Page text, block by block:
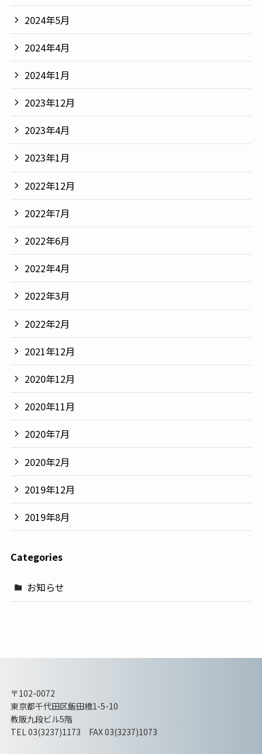
2024年5月
2024年4月
2024年1月
2023年12月
2023年4月
2023年1月
2022年12月
2022年7月
2022年6月
2022年4月
2022年3月
2022年2月
2021年12月
2020年12月
2020年11月
2020年7月
2020年2月
2019年12月
2019年8月
Categories
お知らせ
〒102-0072
東京都千代田区飯田橋1-5-10
教販九段ビル5階
TEL 03(3237)1173 FAX 03(3237)1073